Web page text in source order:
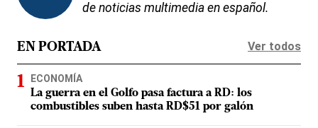
de noticias multimedia en español.
EN PORTADA Ver todos
ECONOMÍA
La guerra en el Golfo pasa factura a RD: los
combustibles suben hasta RD$51 por galón